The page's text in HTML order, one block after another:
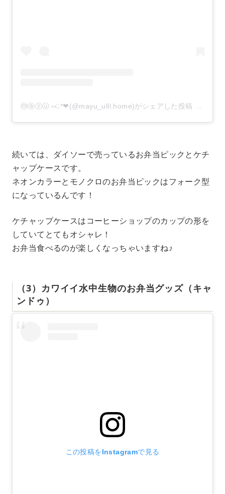
ⓜⓐⓨⓤ ⑅◡̈*❤︎(@mayu_ulll.home)がシェアした投稿
続いては、ダイソーで売っているお弁当ピックとケチ
ャップケースです。
ネオンカラーとモノクロのお弁当ピックはフォーク型
になっているんです！
ケチャップケースはコーヒーショップのカップの形を
していてとてもオシャレ！
お弁当食べるのが楽しくなっちゃいますね♪
（3）カワイイ水中生物のお弁当グッズ（キャ
ンドゥ）
この投稿をInstagramで見る